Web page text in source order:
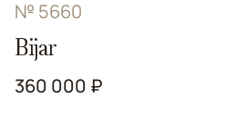
№ 5660
Bijar
360 000 ₽